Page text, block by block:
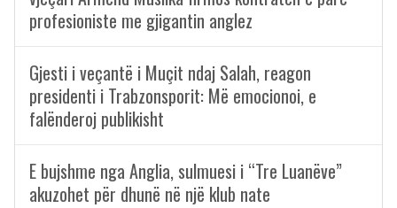
profesioniste me gjigantin anglez
Gjesti i veçantë i Muçit ndaj Salah, reagon
presidenti i Trabzonsporit: Më emocionoi, e
falënderoj publikisht
E bujshme nga Anglia, sulmuesi i “Tre Luanëve”
akuzohet për dhunë në një klub nate